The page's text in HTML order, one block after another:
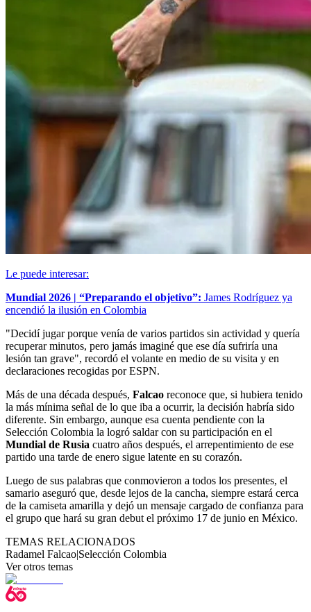
Le puede interesar:
Mundial 2026 | “Preparando el objetivo”: James Rodríguez ya
encendió la ilusión en Colombia
"Decidí jugar porque venía de varios partidos sin actividad y quería
recuperar minutos, pero jamás imaginé que ese día sufriría una
lesión tan grave", recordó el volante en medio de su visita y en
declaraciones recogidas por ESPN.
Más de una década después, Falcao reconoce que, si hubiera tenido
la más mínima señal de lo que iba a ocurrir, la decisión habría sido
diferente. Sin embargo, aunque esa cuenta pendiente con la
Selección Colombia la logró saldar con su participación en el
Mundial de Rusia cuatro años después, el arrepentimiento de ese
partido una tarde de enero sigue latente en su corazón.
Luego de sus palabras que conmovieron a todos los presentes, el
samario aseguró que, desde lejos de la cancha, siempre estará cerca
de la camiseta amarilla y dejó un mensaje cargado de confianza para
el grupo que hará su gran debut el próximo 17 de junio en México.
TEMAS RELACIONADOS
Radamel Falcao|Selección Colombia
Ver otros temas